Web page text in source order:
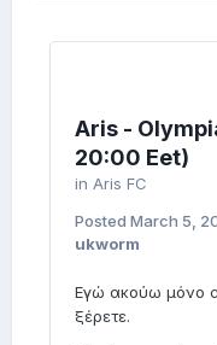
Aris -
20:00 Eet)
in Aris FC
Posted March 5,
ukworm
Εγώ ακούω μόνο
ξέρετε.